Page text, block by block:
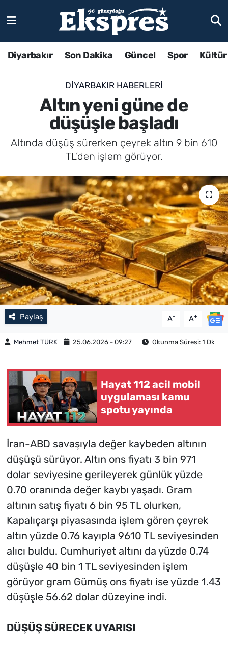
Diyarbakır Son Dakika Güncel Spor
DIYARBAKIR HABERLERI
Altın yeni güne de
düşüşle başladı
Altında düşüş sürerken çeyrek altın 9 bin 610
TL’den işlem görüyor.
Paylaş A- A+
Mehmet TÜRK 25.06.2026 - 09:27 Okunma Süresi: 1 Dk
Hayat 112 acil mobil
uygulaması kamu
spotu yayında
İran-ABD savaşıyla değer kaybeden altının
düşüşü sürüyor. Altın ons fiyatı 3 bin 971
dolar seviyesine gerileyerek günlük yüzde
0.70 oranında değer kaybı yaşadı. Gram
altının satış fiyatı 6 bin 95 TL olurken,
Kapalıçarşı piyasasında işlem gören çeyrek
altın yüzde 0.76 kayıpla 9610 TL seviyesinden
alıcı buldu. Cumhuriyet altını da yüzde 0.74
düşüşle 40 bin 1 TL seviyesinden işlem
görüyor gram Gümüş ons fiyatı ise yüzde 1.43
düşüşle 56.62 dolar düzeyine indi.
DÜŞÜŞ SÜRECEK UYARISI